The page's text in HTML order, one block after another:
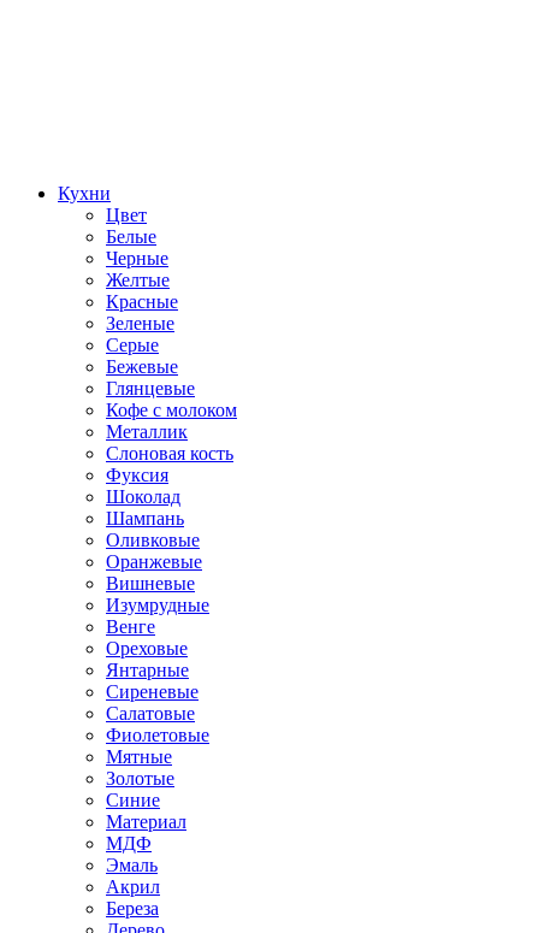
Кухни
Цвет
Белые
Черные
Желтые
Красные
Зеленые
Серые
Бежевые
Глянцевые
Кофе с молоком
Металлик
Слоновая кость
Фуксия
Шоколад
Шампань
Оливковые
Оранжевые
Вишневые
Изумрудные
Венге
Ореховые
Янтарные
Сиреневые
Салатовые
Фиолетовые
Мятные
Золотые
Синие
Материал
МДФ
Эмаль
Акрил
Береза